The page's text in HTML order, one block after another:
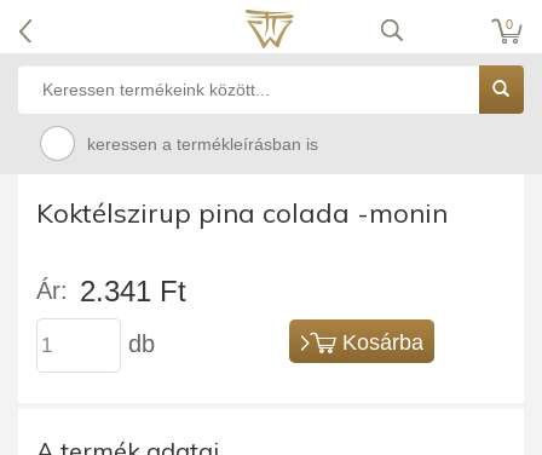
0
keressen a termékleírásban is
Koktélszirup pina colada -monin
Ár: 2.341 Ft
db Kosárba